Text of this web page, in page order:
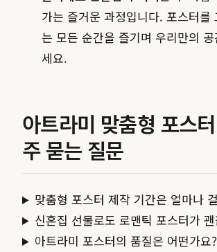
가는 즐거운 과정입니다. 포스터를
는 모든 순간을 즐기며 우리만의
세요.
아트라미 맞춤형 포스
주 묻는 질문
맞춤형 포스터 제작 기간은 얼마나
신혼집 선물로도 로맨틱 포스터가
아트라미 포스터의 품질은 어떤가요?